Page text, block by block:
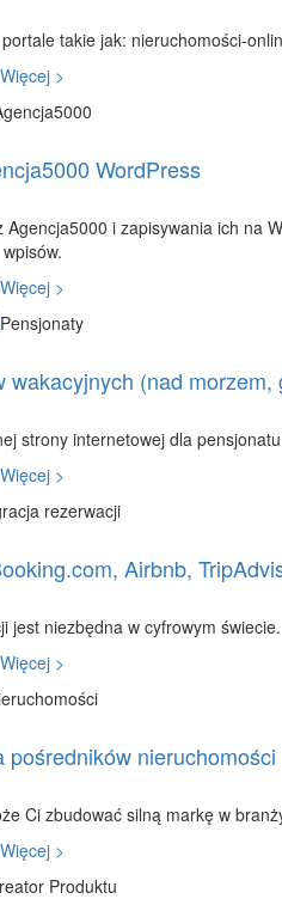
takie jak: nieruchomości-
Więcej >
WordPress
i zapisywania ich na
wpisów.
Więcej >
(nad morzem,
strony internetowej dla
Więcej >
Airbnb,
jest niezbędna w cyfrowym świecie.
Więcej >
pośredników nieruchomości
Ci zbudować silną markę w
Więcej >